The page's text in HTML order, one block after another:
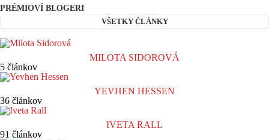
PRÉMIOVÍ BLOGERI
VŠETKY ČLÁNKY
MILOTA SIDOROVÁ
5 článkov
YEVHEN HESSEN
36 článkov
IVETA RALL
91 článkov